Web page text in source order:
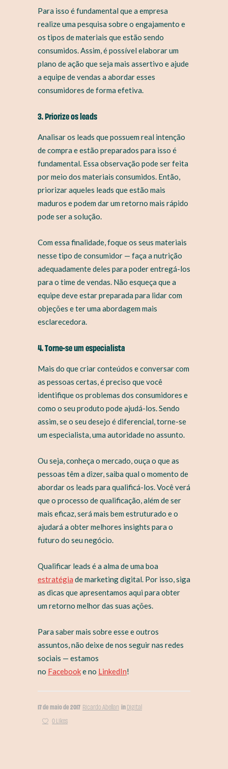
Para isso é fundamental que a empresa
realize uma pesquisa sobre o engajamento e
os tipos de materiais que estão sendo
consumidos. Assim, é possível elaborar um
plano de ação que seja mais assertivo e ajude
a equipe de vendas a abordar esses
consumidores de forma efetiva.
3. Priorize os leads
Analisar os leads que possuem real intenção
de compra e estão preparados para isso é
fundamental. Essa observação pode ser feita
por meio dos materiais consumidos. Então,
priorizar aqueles leads que estão mais
maduros e podem dar um retorno mais rápido
pode ser a solução.
Com essa finalidade, foque os seus materiais
nesse tipo de consumidor — faça a nutrição
adequadamente deles para poder entregá-los
para o time de vendas. Não esqueça que a
equipe deve estar preparada para lidar com
objeções e ter uma abordagem mais
esclarecedora.
4. Torne-se um especialista
Mais do que criar conteúdos e conversar com
as pessoas certas, é preciso que você
identifique os problemas dos consumidores e
como o seu produto pode ajudá-los. Sendo
assim, se o seu desejo é diferencial, torne-se
um especialista, uma autoridade no assunto.
Ou seja, conheça o mercado, ouça o que as
pessoas têm a dizer, saiba qual o momento de
abordar os leads para qualificá-los. Você verá
que o processo de qualificação, além de ser
mais eficaz, será mais bem estruturado e o
ajudará a obter melhores insights para o
futuro do seu negócio.
Qualificar leads é a alma de uma boa
estratégia de marketing digital. Por isso, siga
as dicas que apresentamos aqui para obter
um retorno melhor das suas ações.
Para saber mais sobre esse e outros
assuntos, não deixe de nos seguir nas redes
sociais — estamos
no Facebooke no LinkedIn!
17 de maio de 2017 Ricardo Abellan in Digital
0 Likes